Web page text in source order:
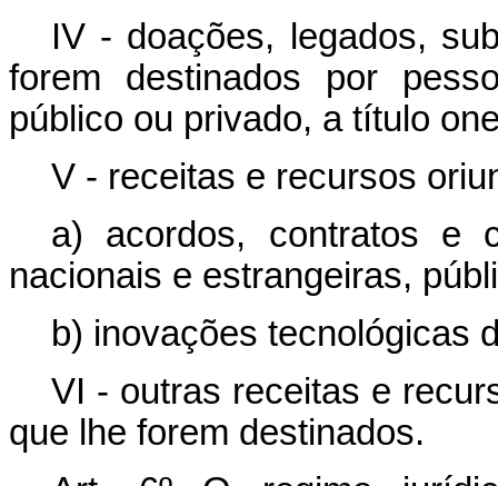
IV - doações, legados,
forem destinados por
público ou privado, a título
V - receitas e recursos
a) acordos, contratos e
nacionais e estrangeiras,
b) inovações tecnológicas
VI - outras receitas e
que lhe forem destinados.